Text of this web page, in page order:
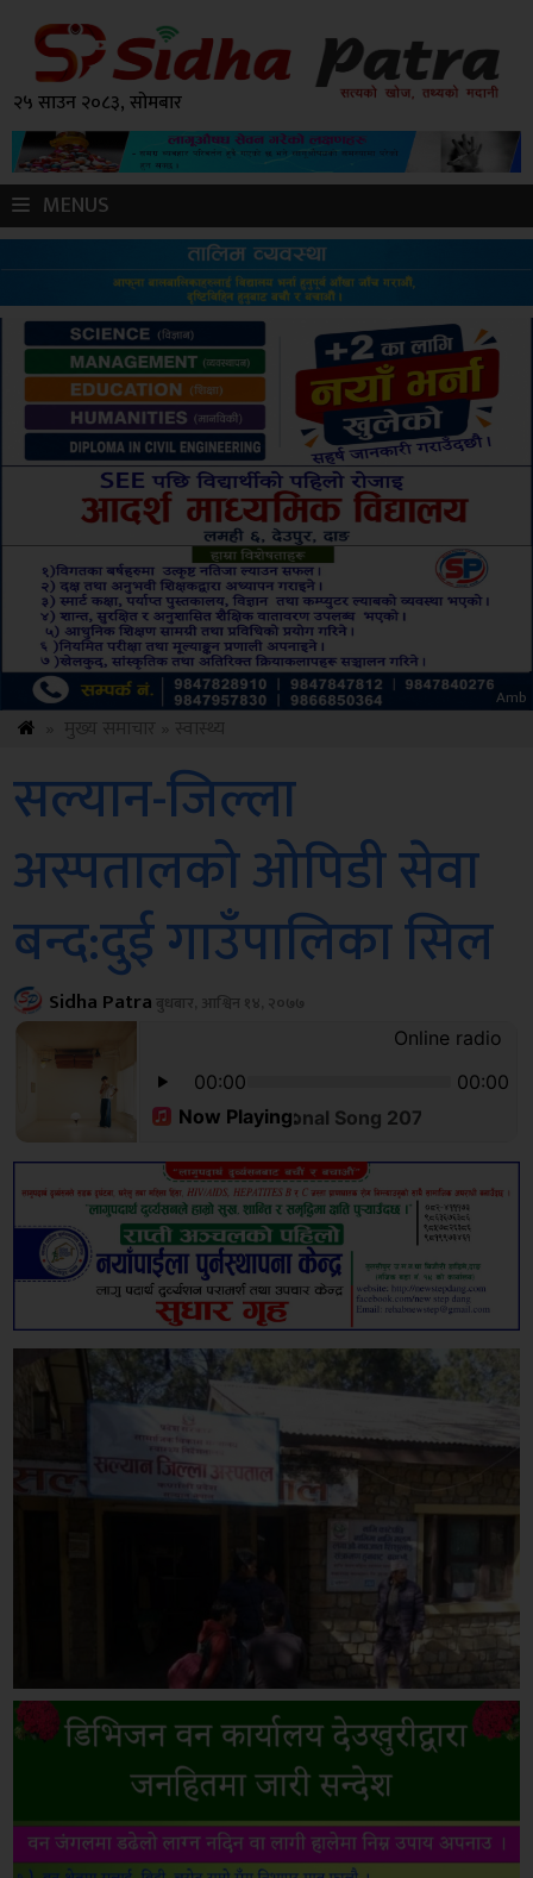
२५ साउन २०८३, सोमबार
MENUS
Sdc
सल्यान-जिल्ला
अस्पतालको ओपिडी सेवा
बन्द:दुई गाउँपालिका सिल
Sidha Patraबुधबार, आश्विन १४, २०७७